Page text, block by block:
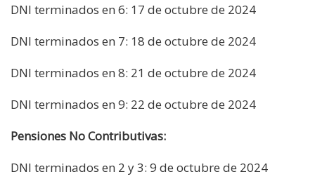
DNI terminados en 6: 17 de octubre de 2024
DNI terminados en 7: 18 de octubre de 2024
DNI terminados en 8: 21 de octubre de 2024
DNI terminados en 9: 22 de octubre de 2024
Pensiones No Contributivas:
DNI terminados en 2 y 3: 9 de octubre de 2024